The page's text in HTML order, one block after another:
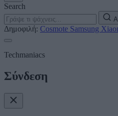
Search
Δημοφιλή: Cosmote Samsung
Techmaniacs
Σύνδεση